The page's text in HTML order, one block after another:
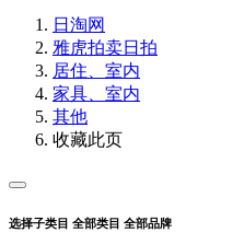
日淘网
雅虎拍卖日拍
居住、室内
家具、室内
其他
收藏此页
选择子类目 全部类目 全部品牌